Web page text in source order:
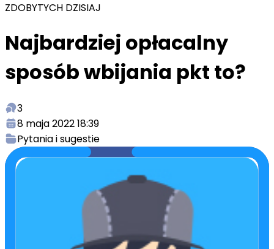
ZDOBYTYCH DZISIAJ
Najbardziej opłacalny
sposób wbijania pkt to?
3
8 maja 2022 18:39
Pytania i sugestie